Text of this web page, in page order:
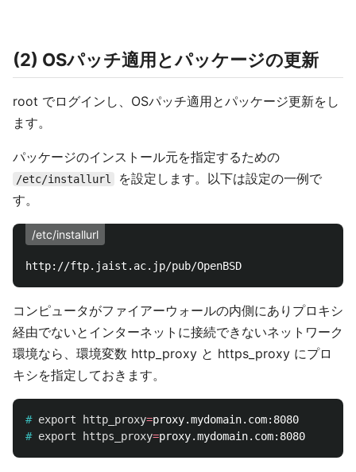
(2) OSパッチ適用とパッケージの更新
root でログインし、OSパッチ適用とパッケージ更新をし
ます。
パッケージのインストール元を指定するための
/etc/installurl
を設定します。以下は設定の一例で
す。
/etc/installurl
コンピュータがファイアーウォールの内側にありプロキシ
経由でないとインターネットに接続できないネットワーク
環境なら、環境変数 http_proxy と https_proxy にプロ
キシを指定しておきます。
# export http_proxy=
# export https_proxy=